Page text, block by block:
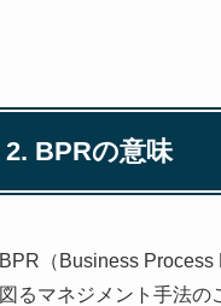
2. BPRの意味
BPR（Business
図るマネジメント手法の